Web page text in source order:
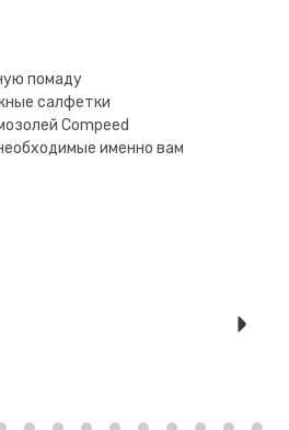
помаду
салфетки
Сompeed
именно вам